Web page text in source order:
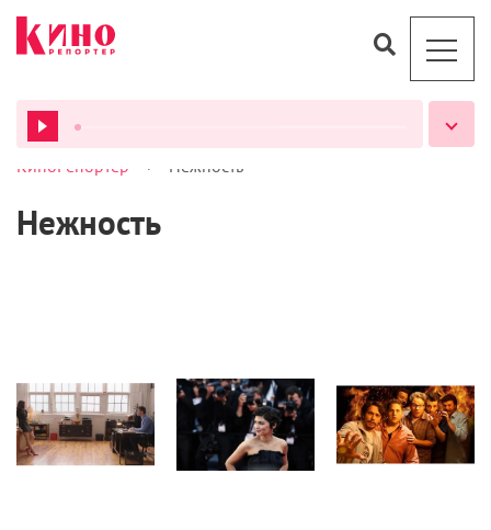
ВСЕ ПОДКАСТЫ
КиноРепортер > Нежность
Нежность